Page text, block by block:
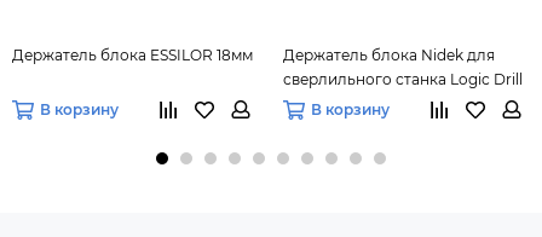
Держатель блока ESSILOR 18мм
В корзину
Держатель блока Nidek для
сверлильного станка Logic Drill
В корзину